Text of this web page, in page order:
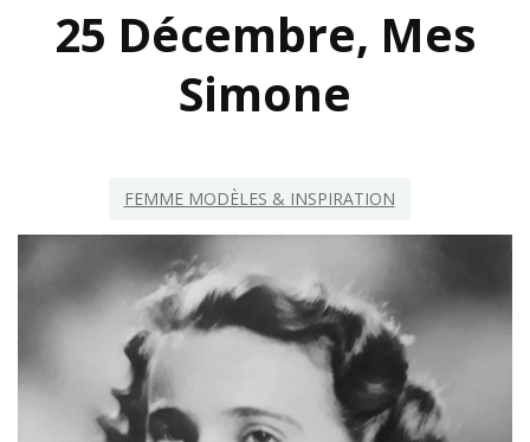
25 Décembre, Mes
Simone
FEMME MODÈLES & INSPIRATION